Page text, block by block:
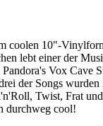
10"-
lebt einer der
Vox
der Songs
Twist, Frat
durchweg cool!